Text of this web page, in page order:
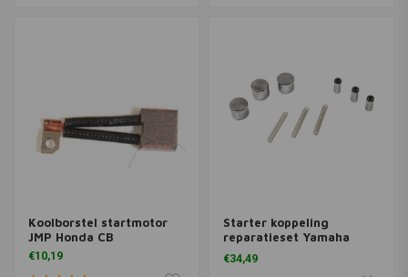
Koolborstel startmotor
JMP Honda CB
€10,19
Starter koppeling
reparatieset Yamaha
XV535
€34,49